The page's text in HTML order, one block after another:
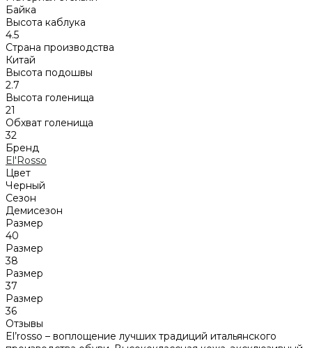
Байка
Высота каблука
4.5
Страна производства
Китай
Высота подошвы
2.7
Высота голенища
21
Обхват голенища
32
Бренд
El'Rosso
Цвет
Черный
Сезон
Демисезон
Размер
40
Размер
38
Размер
37
Размер
36
Отзывы
El’rosso – воплощение лучших традиций итальянского